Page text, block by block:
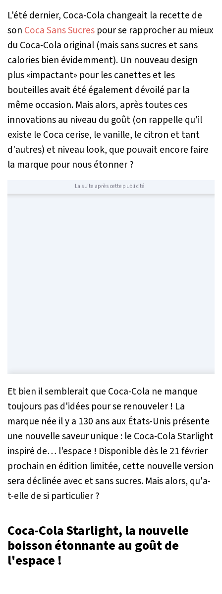
L'été dernier, Coca-Cola changeait la recette de
son Coca Sans Sucres pour se rapprocher au mieux
du Coca-Cola original (mais sans sucres et sans
calories bien évidemment). Un nouveau design
plus «impactant» pour les canettes et les
bouteilles avait été également dévoilé par la
même occasion. Mais alors, après toutes ces
innovations au niveau du goût (on rappelle qu'il
existe le Coca cerise, le vanille, le citron et tant
d'autres) et niveau look, que pouvait encore faire
la marque pour nous étonner ?
La suite après cette publicité
Et bien il semblerait que Coca-Cola ne manque
toujours pas d'idées pour se renouveler ! La
marque née il y a 130 ans aux États-Unis présente
une nouvelle saveur unique : le Coca-Cola Starlight
inspiré de… l'espace ! Disponible dès le 21 février
prochain en édition limitée, cette nouvelle version
sera déclinée avec et sans sucres. Mais alors, qu'a-
t-elle de si particulier ?
Coca-Cola Starlight, la nouvelle
boisson étonnante au goût de
l'espace !